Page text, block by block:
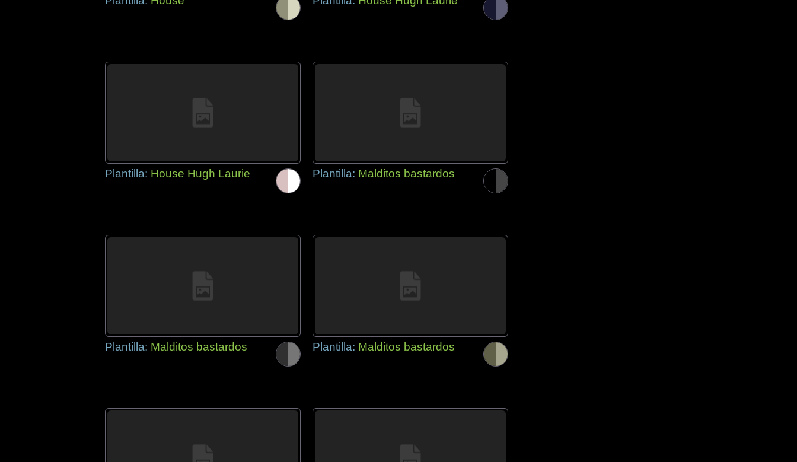
Plantilla: House Hugh Laurie Plantilla: Malditos bastardos
Plantilla: Malditos bastardos Plantilla: Malditos bastardos